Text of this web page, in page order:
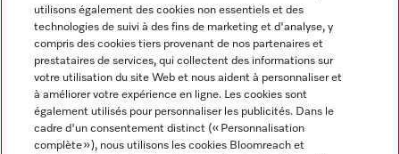
Langue
FRANÇAIS
utilisons également des cookies non essentiels et des
technologies de suivi à des fins de marketing et d'analyse, y
compris des cookies tiers provenant de nos partenaires et
prestataires de services, qui collectent des informations sur
votre utilisation du site Web et nous aident à personnaliser et
à améliorer votre expérience en ligne. Les cookies sont
également utilisés pour personnaliser les publicités. Dans le
cadre d'un consentement distinct (« Personnalisation
complète »), nous utilisons les cookies Bloomreach et